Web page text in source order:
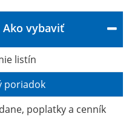
Ako vybaviť
listín
poriadok
poplatky a cenník